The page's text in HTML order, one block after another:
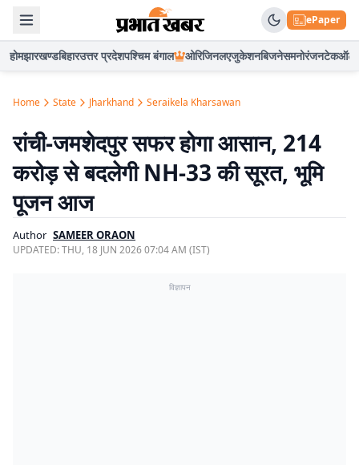
ePaper
होमझारखण्डबिहारउत्तर प्रदेशपश्चिम बंगाल ओरिजिनलएजुकेशनबिजनेसमनोरंजनटेकऑटो
Home State Jharkhand Seraikela Kharsawan
रांची-जमशेदपुर सफर होगा आसान, 214
करोड़ से बदलेगी NH-33 की सूरत, भूमि
पूजन आज
Author SAMEER ORAON
UPDATED:THU, 18 JUN 2026 07:04 AM (IST)
विज्ञापन